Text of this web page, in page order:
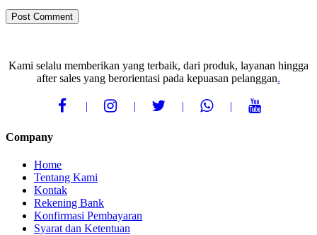
Kami selalu memberikan yang terbaik, dari produk, layanan hingga
after sales yang berorientasi pada kepuasan pelanggan.
Company
Home
Tentang Kami
Kontak
Rekening Bank
Konfirmasi Pembayaran
Syarat dan Ketentuan